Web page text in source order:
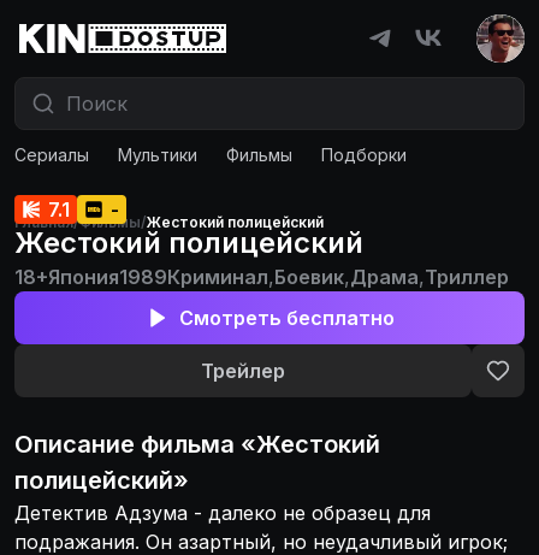
Сериалы Мультики Фильмы Подборки
Главная/Фильмы/Жестокий полицейский
7.1 -
Жестокий полицейский
18+Япония1989Криминал,Боевик,Драма,Триллер
Смотреть бесплатно
Трейлер
Описание фильма «Жестокий
полицейский»
Детектив Адзума - далеко не образец для
подражания. Он азартный, но неудачливый игрок;